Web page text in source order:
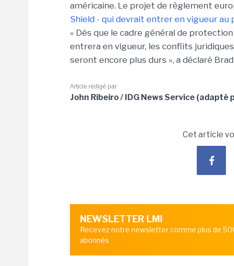
américaine. Le projet de règlement
Shield - qui devrait entrer en vigueur au
« Dès que le cadre général de
entrera en vigueur, les conflits
seront encore plus durs », a déclaré
Article rédigé par
John Ribeiro / IDG News Service (adapté
Cet article
NEWSLETTER LMI
Recevez notre newsletter comme plus de
abonnés